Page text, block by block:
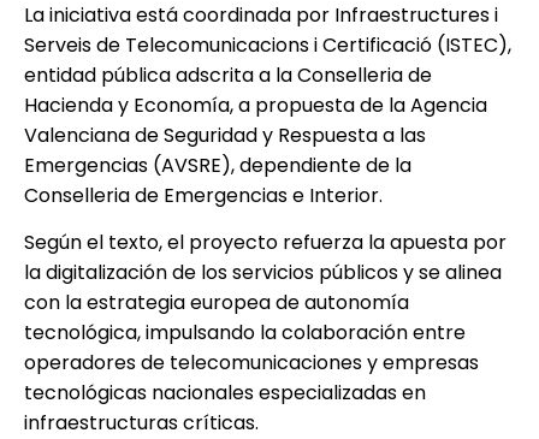
La iniciativa está coordinada por Infraestructures i
Serveis de Telecomunicacions i Certificació (ISTEC),
entidad pública adscrita a la Conselleria de
Hacienda y Economía, a propuesta de la Agencia
Valenciana de Seguridad y Respuesta a las
Emergencias (AVSRE), dependiente de la
Conselleria de Emergencias e Interior.
Según el texto, el proyecto refuerza la apuesta por
la digitalización de los servicios públicos y se alinea
con la estrategia europea de autonomía
tecnológica, impulsando la colaboración entre
operadores de telecomunicaciones y empresas
tecnológicas nacionales especializadas en
infraestructuras críticas.